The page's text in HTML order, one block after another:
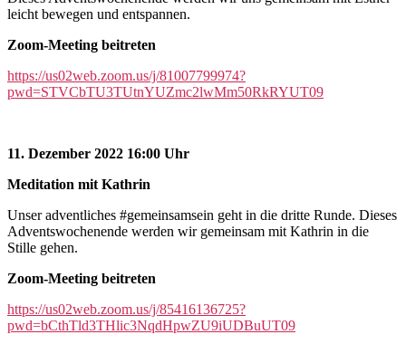
leicht bewegen und entspannen.
Zoom-Meeting beitreten
https://us02web.zoom.us/j/81007799974?
pwd=STVCbTU3TUtnYUZmc2lwMm50RkRYUT09
11. Dezember 2022 16:00 Uhr
Meditation mit Kathrin
Unser adventliches #gemeinsamsein geht in die dritte Runde. Dieses
Adventswochenende werden wir gemeinsam mit Kathrin in die
Stille gehen.
Zoom-Meeting beitreten
https://us02web.zoom.us/j/85416136725?
pwd=bCthTld3THlic3NqdHpwZU9iUDBuUT09